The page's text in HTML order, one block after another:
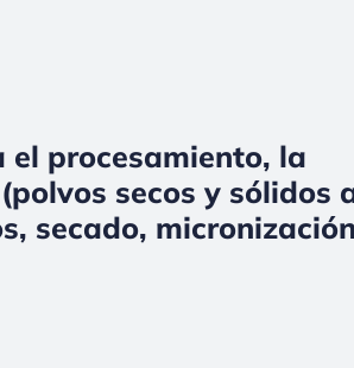
procesamiento, la
secos y sólidos
secado,